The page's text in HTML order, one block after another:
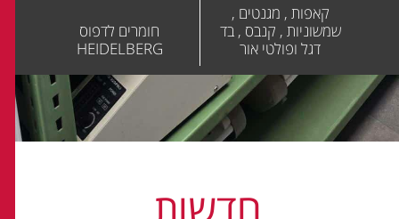
קאפות , מגנטים ,
שמשוניות , קנבס , בד
דגל ופולטי אור
חומרים לדפוס
HEIDELBERG
חדשות